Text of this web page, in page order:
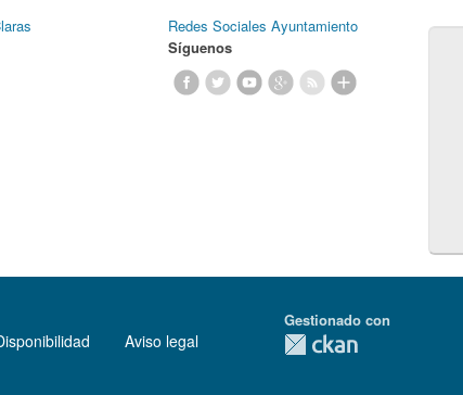
Redes Sociales Ayuntamiento
Síguenos
Aviso legal
Gestionado con